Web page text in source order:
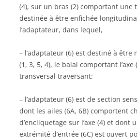
(4), sur un bras (2) comportant une
destinée à être enfichée
l’adaptateur, dans lequel,
– l’adaptateur (6) est destiné à être
(1, 3, 5, 4), le balai comportant
transversal traversant;
– l’adaptateur (6) est de section
dont les ailes (6A, 6B) comportent
d’encliquetage sur l’axe (4) et dont
extrémité d’entrée (6C) est ouvert